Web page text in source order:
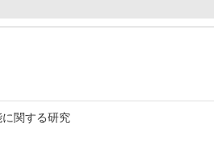
関する研究